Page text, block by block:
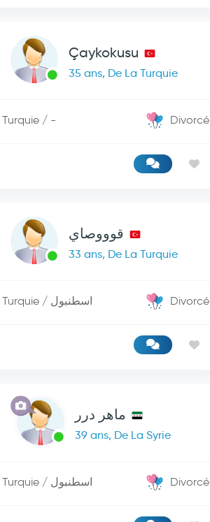
Çaykokusu
35 ans, De La Turquie
Turquie / - Divorcé
قوووصاي
33 ans, De La Turquie
Turquie / اسطنبول Divorcé
ماهر درر
39 ans, De La Syrie
Turquie / اسطنبول Divorcé